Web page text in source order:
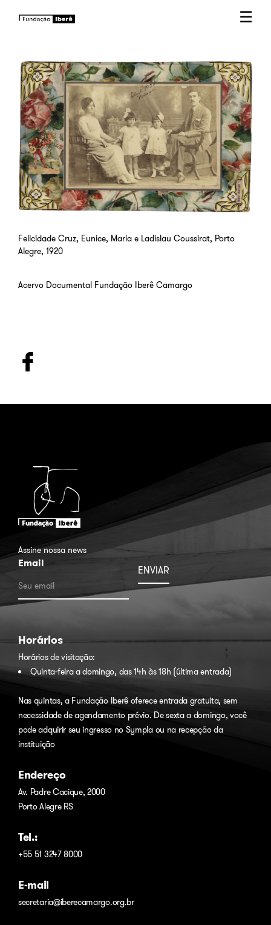
☰
Felicidade Cruz, Eunice, Maria e Ladislau Coussirat, Porto
Alegre, 1920
Acervo Documental Fundação Iberê Camargo
Assine nossa news
Email
Horários
Horários de visitação:
Quinta-feira a domingo, das 14h às 18h (última entrada)
Nas quintas, a Fundação Iberê oferece entrada gratuita, sem
necessidade de agendamento prévio. De sexta a domingo, você
pode adquirir seu ingresso no Symplaou na recepção da
instituição
Endereço
Av. Padre Cacique, 2000
Porto Alegre RS
Tel.:
+55 51 3247 8000
E-mail
secretaria@iberecamargo.org.br